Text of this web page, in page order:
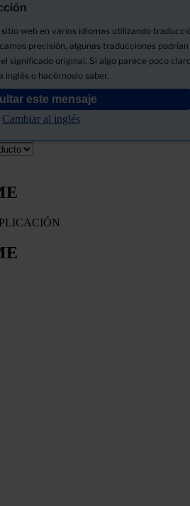
web en varios idiomas utilizando
precisión, algunas traducciones podrían
significado original. Si algo parece poco
o hacérnoslo saber.
este mensaje
Cambiar al inglés
del producto